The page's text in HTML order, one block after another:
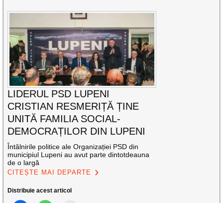
LIDERUL PSD LUPENI
CRISTIAN RESMERIȚĂ ȚINE
UNITĂ FAMILIA SOCIAL-
DEMOCRAȚILOR DIN LUPENI
Întâlnirile politice ale Organizației PSD din
municipiul Lupeni au avut parte dintotdeauna
de o largă
CITEȘTE MAI DEPARTE
Distribuie acest articol